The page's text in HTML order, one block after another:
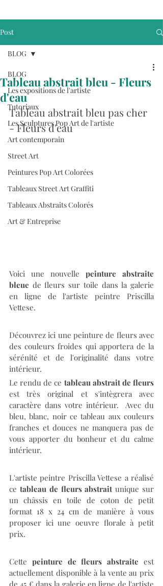
Post
BLOG
Les expositions de l'artiste
Tutoriaux
Les Sculptures Pop Art de l'artiste
Art contemporain
Street Art
Peintures Pop Art Colorées
Tableaux Street Art Graffiti
Tableaux Abstraits Colorés
Art & Entreprise
BLOG
Tableau abstrait bleu - Fleurs
d'eau
Tableau abstrait bleu pas cher
- Fleurs d'eau
Voici une nouvelle peinture abstraite
bleue de fleurs sur toile dans la galerie
en ligne de l'artiste peintre Priscilla
Vettese.
Découvrez ici une peinture de fleurs avec
des couleurs froides qui apportera de la
sérénité et de l'originalité dans votre
intérieur.
Le rendu de ce tableau abstrait de fleurs
est très original et s'intègrera avec
caractère dans votre intérieur.  Avec du
bleu, blanc, noir ce tableau aux couleurs
franches et douces ne manquera pas de
vous apporter du bonheur et du calme
intérieur.
L'artiste peintre Priscilla Vettese a réalisé
ce tableau de fleurs abstrait unique sur
un châssis en toile de coton de petit
format 18 x 24 cm de manière à vous
proposer ici une oeuvre florale à petit
prix.
Cette peinture de fleurs abstraite est
actuellement disponible à la vente au prix
de 45 € dans la galerie en ligne de l'artiste